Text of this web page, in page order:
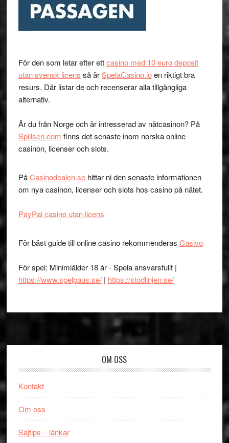
För den som letar efter ettcasino med 10 euro deposit
utan svensk licens så ärSpelaCasino.ioen riktigt bra
resurs. Där listar de och recenserar alla tillgängliga
alternativ.
Är du från Norge och är intresserad av nätcasinon? På
Spillsen.com finns det senaste inom norska online
casinon, licenser och slots.
PåCasinodealen.sehittar ni den senaste informationen
om nya casinon, licenser och slots hos casino på nätet.
PayPal casino utan licens
För bäst guide till online casino rekommenderas Casivo
För spel: Minimiålder 18 år - Spela ansvarsfullt |
https://www.spelpaus.se/| https://stodlinjen.se/
OM OSS
Kontakt
Om oss
Sajtips – länkar